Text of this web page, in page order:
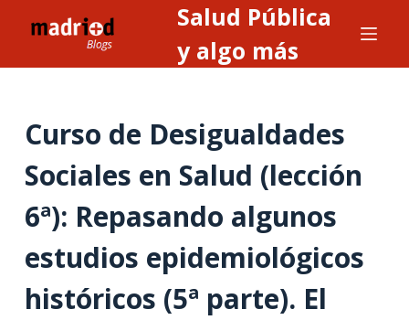
l
a
n
Salud Pública
y algo más
Curso de Desigualdades
Sociales en Salud (lección
6ª): Repasando algunos
estudios epidemiológicos
históricos (5ª parte). El